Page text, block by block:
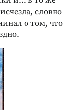
словно
о том, что